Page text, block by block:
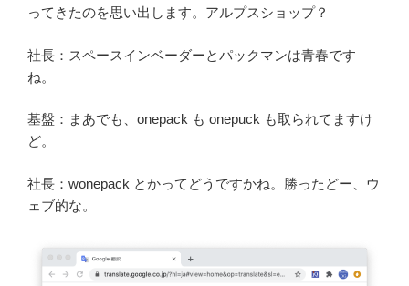
ってきたのを思い出します。アルプスショップ？
社長：スペースインベーダーとパックマンは青春です
ね。
基盤：まあでも、onepack も onepuck も取られてますけ
ど。
社長：wonepack とかってどうですかね。勝ったどー、ウ
ェブ的な。